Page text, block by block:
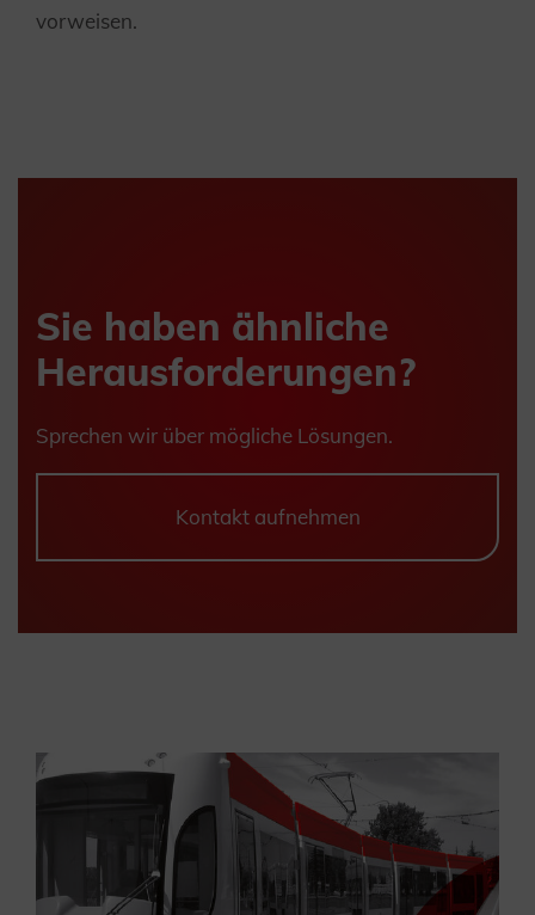
vorweisen.
Sie haben ähnliche
Herausforderungen?
Sprechen wir über mögliche Lösungen.
Kontakt aufnehmen